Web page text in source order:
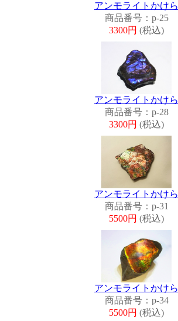
アンモライトかけら
商品番号：p-25
3300円 (税込)
アンモライトかけら
商品番号：p-28
3300円 (税込)
アンモライトかけら
商品番号：p-31
5500円 (税込)
アンモライトかけら
商品番号：p-34
5500円 (税込)